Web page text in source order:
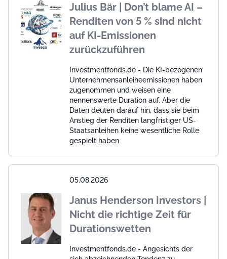
Julius Bär | Don’t blame AI –
Renditen von 5 % sind nicht
auf KI-Emissionen
zurückzuführen
Investmentfonds.de - Die KI-bezogenen
Unternehmensanleiheemissionen haben
zugenommen und weisen eine
nennenswerte Duration auf. Aber die
Daten deuten darauf hin, dass sie beim
Anstieg der Renditen langfristiger US-
Staatsanleihen keine wesentliche Rolle
gespielt haben
05.08.2026
Janus Henderson Investors |
Nicht die richtige Zeit für
Durationswetten
Investmentfonds.de - Angesichts der